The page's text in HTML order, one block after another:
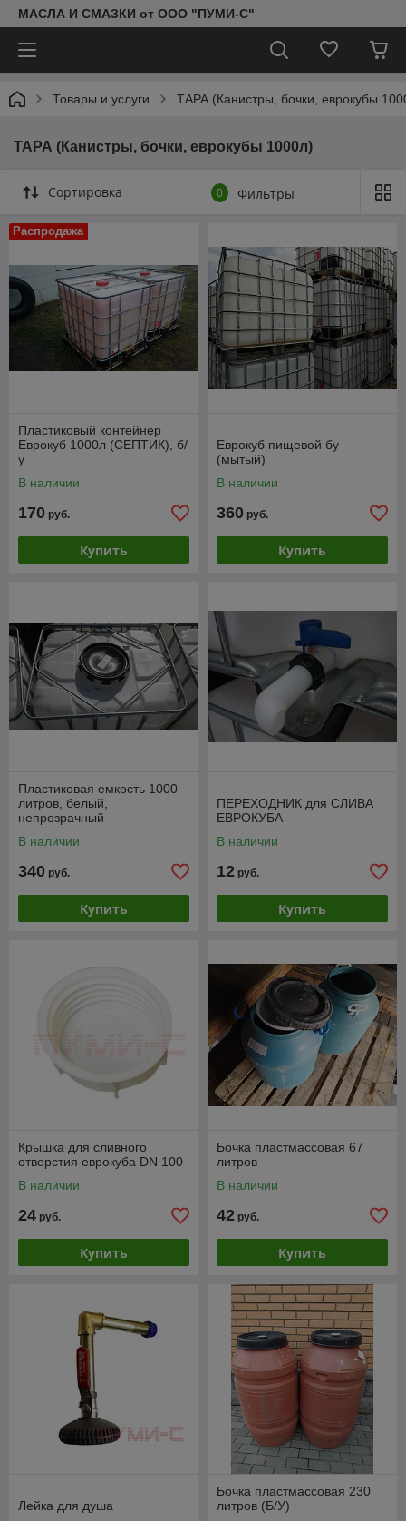
МАСЛА И СМАЗКИ от ООО "ПУМИ-С"
Товары и услуги ТАРА (Канистры, бочки, еврокубы
ТАРА (Канистры, бочки, еврокубы 1000л)
Сортировка 0 Фильтры
Распродажа
Пластиковый контейнер
Еврокуб 1000л (СЕПТИК), б/
у
В наличии
170 руб.
Купить
Еврокуб пищевой бу
(мытый)
В наличии
360 руб.
Купить
Пластиковая емкость 1000
литров, белый,
непрозрачный
В наличии
340 руб.
Купить
ПЕРЕХОДНИК для СЛИВА
ЕВРОКУБА
В наличии
12 руб.
Купить
Крышка для сливного
отверстия еврокуба DN 100
В наличии
24 руб.
Купить
Бочка пластмассовая 67
литров
В наличии
42 руб.
Купить
Лейка для душа
Бочка пластмассовая 230
литров (Б/У)